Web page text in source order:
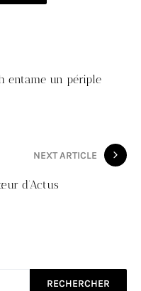
entame un périple
NEXT ARTICLE
d’Actus
RECHERCHER